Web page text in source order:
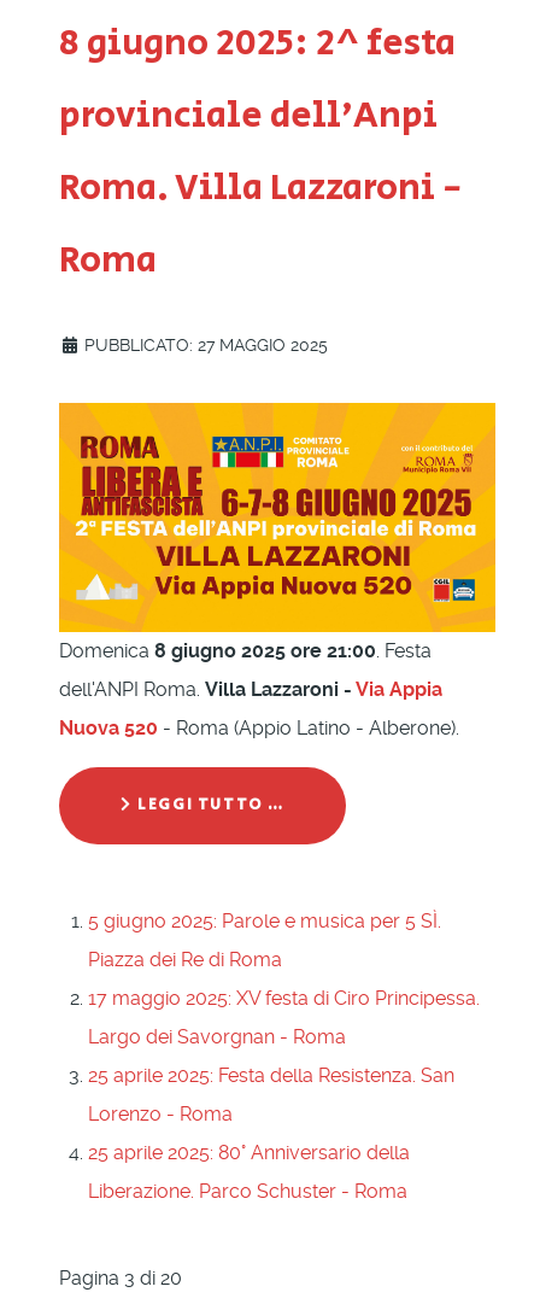
8 giugno 2025: 2^ festa
provinciale dell'Anpi
Roma. Villa Lazzaroni -
Roma
PUBBLICATO: 27 MAGGIO 2025
Domenica 8 giugno 2025 ore 21:00 . Festa
dell'ANPI Roma. Villa Lazzaroni - Via Appia
Nuova 520 - Roma (Appio Latino - Alberone).
LEGGI TUTTO …
5 giugno 2025: Parole e musica per 5 SÌ.
Piazza dei Re di Roma
17 maggio 2025: XV festa di Ciro Principessa.
Largo dei Savorgnan - Roma
25 aprile 2025: Festa della Resistenza. San
Lorenzo - Roma
25 aprile 2025: 80° Anniversario della
Liberazione. Parco Schuster - Roma
Pagina 3 di 20